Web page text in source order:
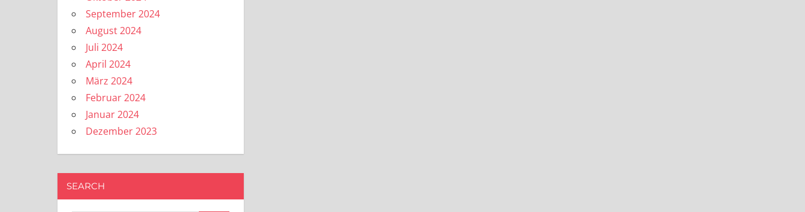
September 2024
August 2024
Juli 2024
April 2024
März 2024
Februar 2024
Januar 2024
Dezember 2023
SEARCH